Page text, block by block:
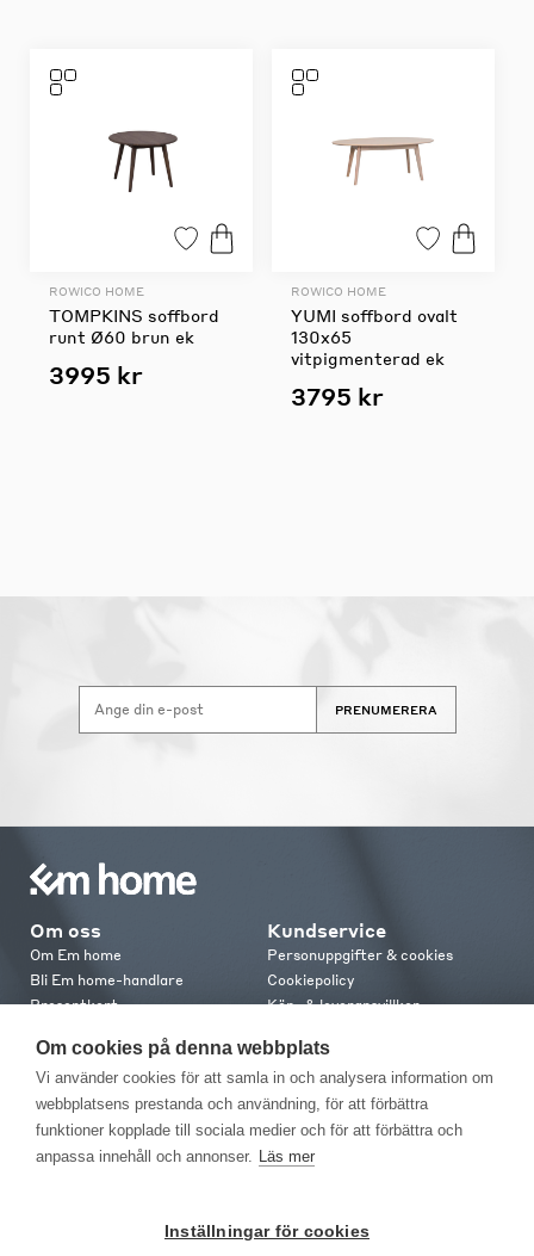
Om cookies på denna webbplats
Vi använder cookies för att samla in och analysera information om
webbplatsens prestanda och användning, för att förbättra
funktioner kopplade till sociala medier och för att förbättra och
anpassa innehåll och annonser. Läs mer
Inställningar för cookies
ROWICO HOME
TOMPKINS soffbord
runt Ø60 brun ek
3995 kr
ROWICO HOME
YUMI soffbord ovalt
130x65
vitpigmenterad ek
3795 kr
PRENUMERERA
Om oss
Om Em home
Bli Em home-handlare
Presentkort
Em home Club
Medlemsvillkor
Kundservice
Personuppgifter & cookies
Cookiepolicy
Köp- & leveransvillkor
Retur & reklamation
Kontakt
Kontakta oss